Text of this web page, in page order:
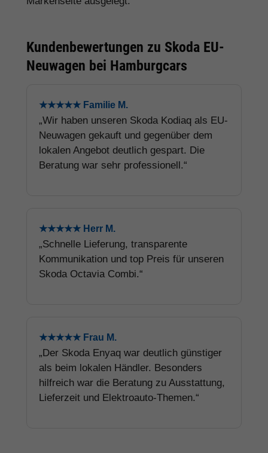
Kundenbewertungen zu Skoda EU-
Neuwagen bei Hamburgcars
★★★★★ Familie M.
„Wir haben unseren Skoda Kodiaq als EU-
Neuwagen gekauft und gegenüber dem
lokalen Angebot deutlich gespart. Die
Beratung war sehr professionell.“
★★★★★ Herr M.
„Schnelle Lieferung, transparente
Kommunikation und top Preis für unseren
Skoda Octavia Combi.“
★★★★★ Frau M.
„Der Skoda Enyaq war deutlich günstiger
als beim lokalen Händler. Besonders
hilfreich war die Beratung zu Ausstattung,
Lieferzeit und Elektroauto-Themen.“